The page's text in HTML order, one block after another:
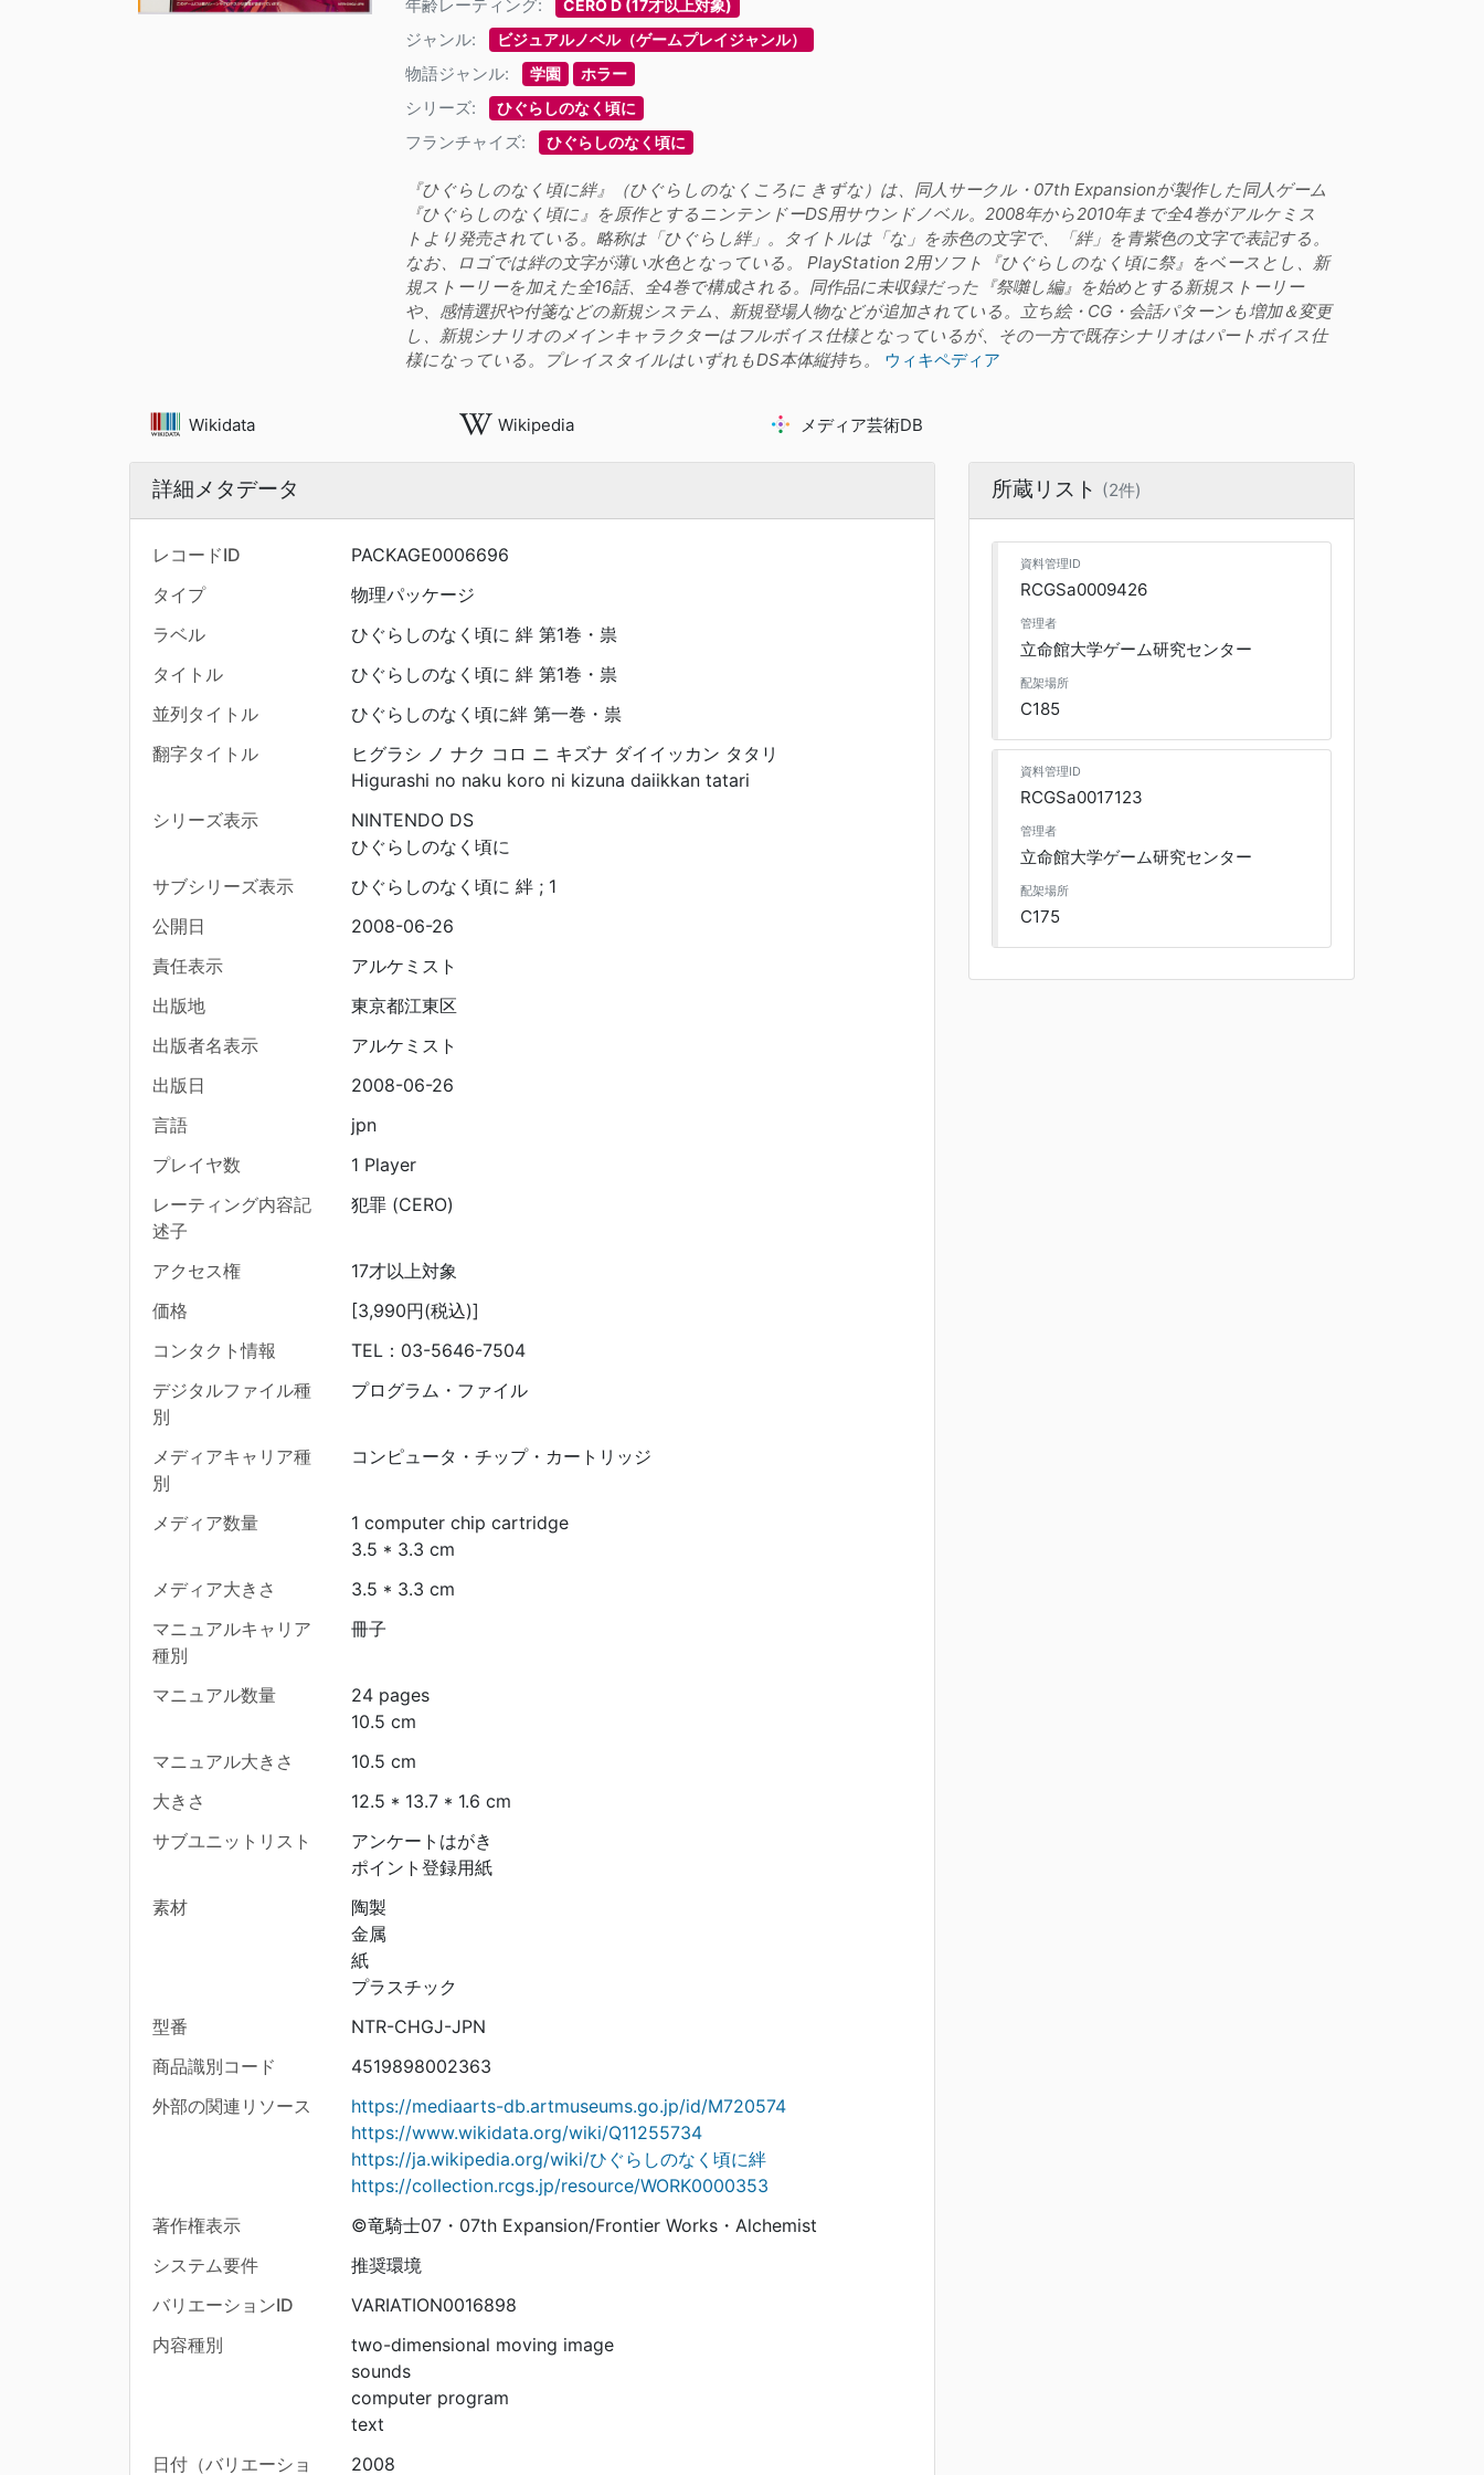
年齢レーティング: CERO D (17才以上対象)
ジャンル: ビジュアルノベル（ゲームプレイジャンル）
物語ジャンル: 学園 ホラー
シリーズ: ひぐらしのなく頃に
フランチャイズ: ひぐらしのなく頃に
『ひぐらしのなく頃に絆』（ひぐらしのなくころに きずな）は、同人サークル・07th Expansionが製作した同人ゲーム
『ひぐらしのなく頃に』を原作とするニンテンドーDS用サウンドノベル。2008年から2010年まで全4巻がアルケミス
トより発売されている。略称は「ひぐらし絆」。タイトルは「な」を赤色の文字で、「絆」を青紫色の文字で表記する。
なお、ロゴでは絆の文字が薄い水色となっている。 PlayStation 2用ソフト『ひぐらしのなく頃に祭』をベースとし、新
規ストーリーを加えた全16話、全4巻で構成される。同作品に未収録だった『祭囃し編』を始めとする新規ストーリー
や、感情選択や付箋などの新規システム、新規登場人物などが追加されている。立ち絵・CG・会話パターンも増加＆変更
し、新規シナリオのメインキャラクターはフルボイス仕様となっているが、その一方で既存シナリオはパートボイス仕
様になっている。プレイスタイルはいずれもDS本体縦持ち。 ウィキペディア
Wikidata Wikipedia メディア芸術DB
詳細メタデータ
レコードID
PACKAGE0006696
タイプ
物理パッケージ
ラベル
ひぐらしのなく頃に 絆 第1巻・祟
タイトル
ひぐらしのなく頃に 絆 第1巻・祟
並列タイトル
ひぐらしのなく頃に絆 第一巻・祟
翻字タイトル
ヒグラシ ノ ナク コロ ニ キズナ ダイイッカン タタリ
Higurashi no naku koro ni kizuna daiikkan tatari
シリーズ表示
NINTENDO DS
ひぐらしのなく頃に
サブシリーズ表示
ひぐらしのなく頃に 絆 ; 1
公開日
2008-06-26
責任表示
アルケミスト
出版地
東京都江東区
出版者名表示
アルケミスト
出版日
2008-06-26
言語
jpn
プレイヤ数
1 Player
レーティング内容記
述子
犯罪 (CERO)
アクセス権
17才以上対象
価格
[3,990円(税込)]
コンタクト情報
TEL：03-5646-7504
デジタルファイル種
別
プログラム・ファイル
メディアキャリア種
別
コンピュータ・チップ・カートリッジ
メディア数量
1 computer chip cartridge
3.5 * 3.3 cm
メディア大きさ
3.5 * 3.3 cm
マニュアルキャリア
種別
冊子
マニュアル数量
24 pages
10.5 cm
マニュアル大きさ
10.5 cm
大きさ
12.5 * 13.7 * 1.6 cm
サブユニットリスト
アンケートはがき
ポイント登録用紙
素材
陶製
金属
紙
プラスチック
型番
NTR-CHGJ-JPN
商品識別コード
4519898002363
外部の関連リソース
https://mediaarts-db.artmuseums.go.jp/id/M720574
https://www.wikidata.org/wiki/Q11255734
https://ja.wikipedia.org/wiki/ひぐらしのなく頃に絆
https://collection.rcgs.jp/resource/WORK0000353
著作権表示
©竜騎士07・07th Expansion/Frontier Works・Alchemist
システム要件
推奨環境
バリエーションID
VARIATION0016898
内容種別
two-dimensional moving image
sounds
computer program
text
日付（バリエーショ
2008
所蔵リスト (2件)
資料管理ID
RCGSa0009426
管理者
立命館大学ゲーム研究センター
配架場所
C185
資料管理ID
RCGSa0017123
管理者
立命館大学ゲーム研究センター
配架場所
C175